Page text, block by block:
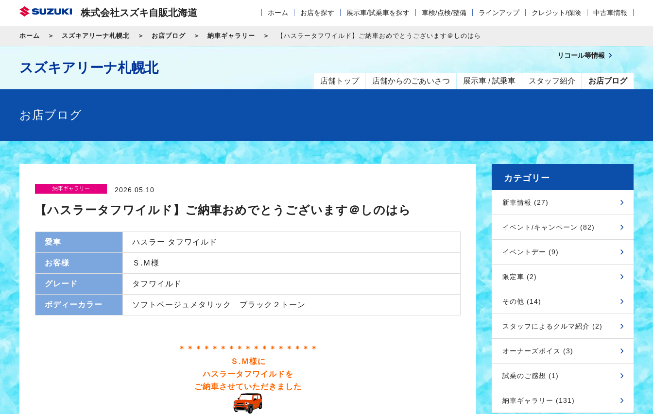
株式会社スズキ自販北海道 ホーム お店を探す 展示車/試乗車を探す 車検/点検/整備 ラインアップ クレジット/保険 中古車情報
ホーム スズキアリーナ札幌北 お店ブログ 納車ギャラリー 【ハスラータフワイルド】ご納車おめでとうございます＠しのはら
スズキアリーナ札幌北
店舗トップ 店舗からのごあいさつ 展示車 / 試乗車 スタッフ紹介 お店ブログ
リコール等情報
お店ブログ
納車ギャラリー 2026.05.10
【ハスラータフワイルド】ご納車おめでとうございます＠しのはら
愛車 ハスラー タフワイルド
お客様 Ｓ.Ｍ様
グレード タフワイルド
ボディーカラー ソフトベージュメタリック ブラック２トーン
＊＊＊＊＊＊＊＊＊＊＊＊＊＊＊＊＊
Ｓ.Ｍ様に
ハスラータフワイルドを
ご納車させていただきました
カテゴリー
新車情報 (27)
イベント/キャンペーン (82)
イベントデー (9)
限定車 (2)
その他 (14)
スタッフによるクルマ紹介 (2)
オーナーズボイス (3)
試乗のご感想 (1)
納車ギャラリー (131)